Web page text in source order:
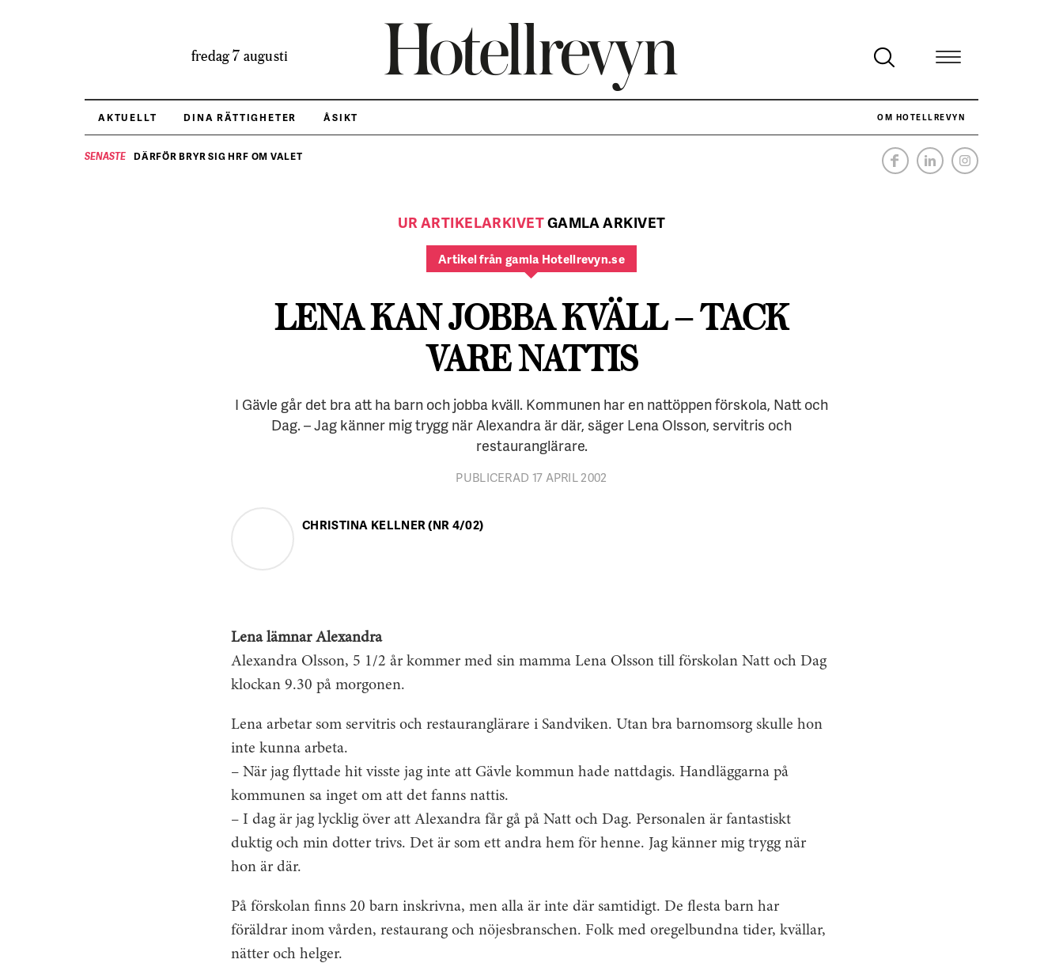
fredag 7 augusti
AKTUELLT DINA RÄTTIGHETER ÅSIKT OM HOTELLREVYN
SENASTE DÄRFÖR BRYR SIG HRF OM VALET NÄR HOTELLREVYN SLOG SVENSKT REKORD I SIMPELHET
UR ARTIKELARKIVETGAMLA ARKIVET
Artikel från gamla Hotellrevyn.se
LENA KAN JOBBA KVÄLL – TACK
VARE NATTIS
I Gävle går det bra att ha barn och jobba kväll. Kommunen har en nattöppen förskola, Natt och
Dag. – Jag känner mig trygg när Alexandra är där, säger Lena Olsson, servitris och
restauranglärare.
PUBLICERAD 17 APRIL 2002
CHRISTINA KELLNER (NR 4/02)
Lena lämnar Alexandra
Alexandra Olsson, 5 1/2 år kommer med sin mamma Lena Olsson till förskolan Natt och Dag
klockan 9.30 på morgonen.
Lena arbetar som servitris och restauranglärare i Sandviken. Utan bra barnomsorg skulle hon
inte kunna arbeta.
– När jag flyttade hit visste jag inte att Gävle kommun hade nattdagis. Handläggarna på
kommunen sa inget om att det fanns nattis.
– I dag är jag lycklig över att Alexandra får gå på Natt och Dag. Personalen är fantastiskt
duktig och min dotter trivs. Det är som ett andra hem för henne. Jag känner mig trygg när
hon är där.
På förskolan finns 20 barn inskrivna, men alla är inte där samtidigt. De flesta barn har
föräldrar inom vården, restaurang och nöjesbranschen. Folk med oregelbundna tider, kvällar,
nätter och helger.